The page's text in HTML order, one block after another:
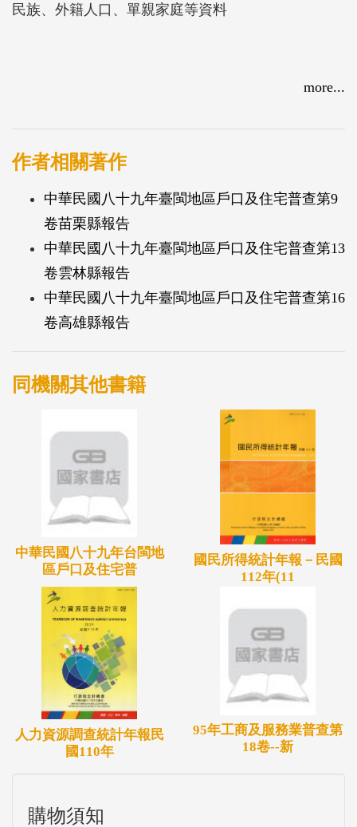
民族、外籍人口、單親家庭等資料
more...
作者相關著作
中華民國八十九年臺閩地區戶口及住宅普查第9
卷苗栗縣報告
中華民國八十九年臺閩地區戶口及住宅普查第13
卷雲林縣報告
中華民國八十九年臺閩地區戶口及住宅普查第16
卷高雄縣報告
同機關其他書籍
中華民國八十九年台閩地
區戶口及住宅普
國民所得統計年報－民國
112年(11
人力資源調查統計年報民
國110年
95年工商及服務業普查第
18卷--新
購物須知